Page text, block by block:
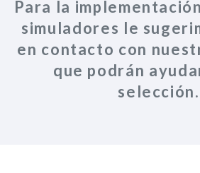
Para la
simuladores le
en contacto con
que podrán
selección.